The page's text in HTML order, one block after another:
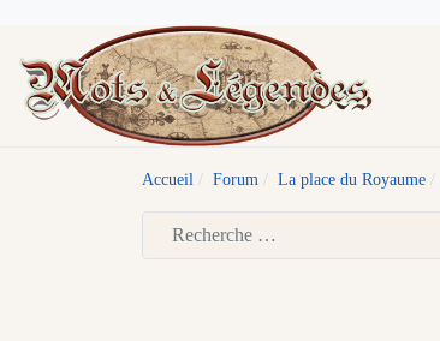
Accueil Forum La place du Royaume